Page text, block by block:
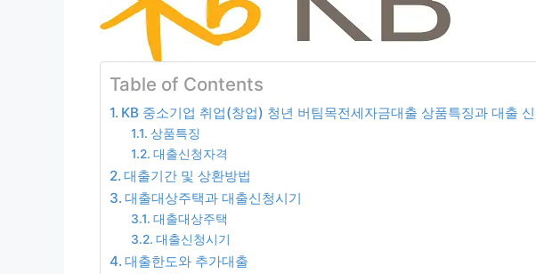
Table of Contents
KB 중소기업 취업(창업) 청년 버팀목전세자금대출 상품특징과 대출
상품특징
대출신청자격
대출기간 및 상환방법
대출대상주택과 대출신청시기
대출대상주택
대출신청시기
대출한도와 추가대출